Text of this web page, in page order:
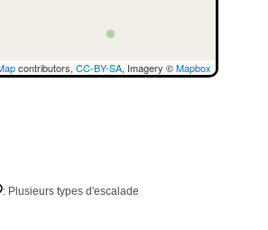
contributors, CC-BY-SA, Imagery ©Mapbox
: Plusieurs types d'escalade